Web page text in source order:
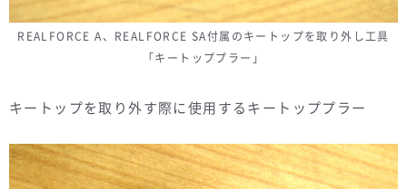
REALFORCE A、REALFORCE SA付属のキートップを取り外し工具
「キートッププラー」
キートップを取り外す際に使用するキートッププラー